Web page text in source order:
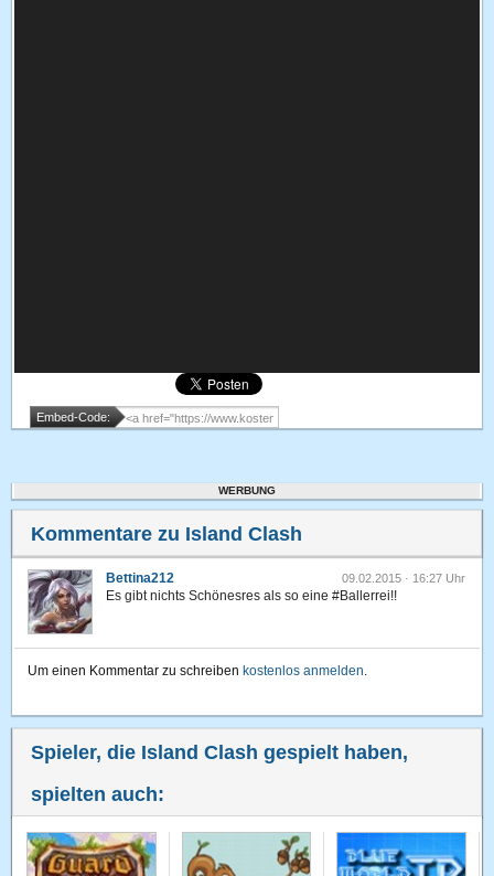
Embed-Code:
WERBUNG
Kommentare zu Island Clash
Bettina212 09.02.2015 · 16:27 Uhr
Es gibt nichts Schönesres als so eine #Ballerrei!!
Um einen Kommentar zu schreiben kostenlos anmelden.
Spieler, die Island Clash gespielt haben,
spielten auch: